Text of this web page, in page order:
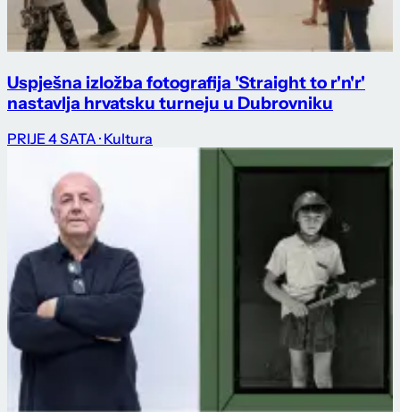
Uspješna izložba fotografija 'Straight to r'n'r'
nastavlja hrvatsku turneju u Dubrovniku
PRIJE 4 SATA · Kultura